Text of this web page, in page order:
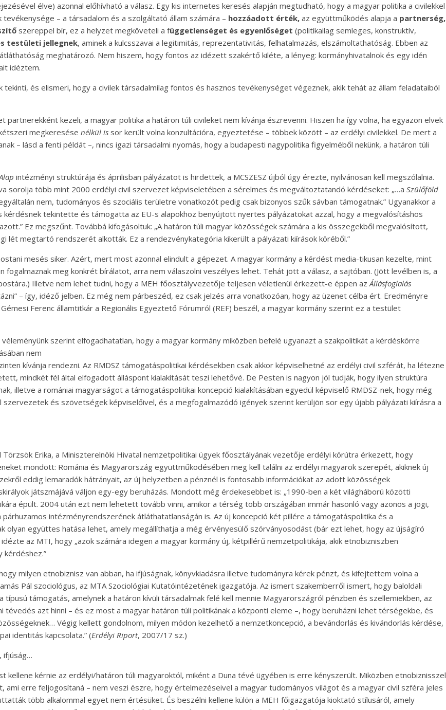
élve) azonnal előhívható a válasz. Egy kis internetes keresés alapján megtudható, hogy a magyar politika a civilekkel
– a társadalom és a szolgáltató állam számára – hozzáadott érték, az együttműködés alapja a partnerség,
szereppel bír, ez a helyzet megköveteli a függetlenséget és egyenlőséget (politikailag semleges, konstruktív,
testületi jellegnek, aminek a kulcsszavai a legitimitás, reprezentativitás, felhatalmazás, elszámoltathatóság. Ebben az
meghatározó. Nem hiszem, hogy fontos az idézett szakértő kiléte, a lényeg: kormányhivatalnok és egy idén
idéztem.
és elismeri, hogy a civilek társadalmilag fontos és hasznos tevékenységet végeznek, akik tehát az állam feladataiból
kezeli, a magyar politika a határon túli civileket nem kívánja észrevenni. Hiszen ha így volna, ha egyazon elvek
megkeresése nélkül is sor került volna konzultációra, egyeztetése – többek között – az erdélyi civilekkel. De mert a
– lásd a fenti példát –, nincs igazi társadalmi nyomás, hogy a budapesti nagypolitika figyelméből nekünk, a határon túli
intézményi struktúrája és áprilisban pályázatot is hirdettek, a MCSZESZ újból úgy érezte, nyilvánosan kell megszólalnia.
sorolja több mint 2000 erdélyi civil szervezet képviseletében a sérelmes és megváltoztatandó kérdéseket: „…a Szülőföld
nem, tudományos és szociális területre vonatkozót pedig csak bizonyos szűk sávban támogatnak.” Ugyanakkor a
tekintette és támogatta az EU-s alapokhoz benyújtott nyertes pályázatokat azzal, hogy a megvalósításhos
Ez megszűnt. Továbbá kifogásoltuk: „A határon túli magyar közösségek számára a kis összegekből megvalósított,
lét megtartó rendszerét alkották. Ez a rendezvénykategória kikerült a pályázati kiírások köréből.”
mesés siker. Azért, mert most azonnal elindult a gépezet. A magyar kormány a kérdést media-tikusan kezelte, mint
meg konkrét bírálatot, arra nem válaszolni veszélyes lehet. Tehát jött a válasz, a sajtóban. (Jött levélben is, a
Illetve nem lehet tudni, hogy a MEH főosztályvezetője teljesen véletlenül érkezett-e éppen azÁllásfoglalás
– így, idéző jelben. Ez még nem párbeszéd, ez csak jelzés arra vonatkozóan, hogy az üzenet célba ért. Eredményre
Ferenc államtitkár a Regionális Egyeztető Fórumról (REF) beszél, a magyar kormány szerint ez a testület
szerint elfogadhatatlan, hogy a magyar kormány miközben befelé ugyanazt a szakpolitikát a kérdéskörre
nem
kívánja rendezni. Az RMDSZ támogatáspolitikai kérdésekben csak akkor képviselhetné az erdélyi civil szférát, ha létezne
mindkét fél által elfogadott álláspont kialakítását teszi lehetővé. De Pesten is nagyon jól tudják, hogy ilyen struktúra
illetve a romániai magyarságot a támogatáspolitikai koncepció kialakításában egyedül képviselő RMDSZ-nek, hogy még
és szövetségek képviselőivel, és a megfogalmazódó igények szerint kerüljön sor egy újabb pályázati kiírásra a
Törzsök Erika, a Miniszterelnöki Hivatal nemzetpolitikai ügyek főosztályának vezetője erdélyi körútra érkezett, hogy
mondott: Románia és Magyarország együttműködésében meg kell találni az erdélyi magyarok szerepét, akiknek új
eddig lemaradók hátrányait, az új helyzetben a pénznél is fontosabb információkat az adott közösségek
játszmájává váljon egy-egy beruházás. Mondott még érdekesebbet is: „1990-ben a két világháború közötti
épült. 2004 után ezt nem lehetett tovább vinni, amikor a térség több országában immár hasonló vagy azonos a jogi,
intézményrendszerének átláthatatlanságán is. Az új koncepció két pillére a támogatáspolitika és a
olyan együttes hatása lehet, amely megállíthatja a még érvényesülő szórványosodást (bár ezt lehet, hogy az újságíró
az MTI, hogy „azok számára idegen a magyar kormány új, kétpillérű nemzetpolitikája, akik etnobizniszben
kérdéshez.”
milyen etnobiznisz van abban, ha ifjúságnak, könyvkiadásra illetve tudományra kérek pénzt, és kifejtettem volna a
Pál szociológus, az MTA Szociológiai Kutatóintézetének igazgatója. Az ismert szakemberről ismert, hogy baloldali
támogatás, amelynek a határon kívüli társadalmak felé kell mennie Magyarországról pénzben és szellemiekben, az
azt hinni – és ez most a magyar határon túli politikának a központi eleme –, hogy beruházni lehet térségekbe, és
Végig kellett gondolnom, milyen módon kezelhető a nemzetkoncepció, a bevándorlás és kivándorlás kérdése,
identitás kapcsolata.” (Erdélyi Riport, 2007/17 sz.)
ifjúság…
kellene kérnie az erdélyi/határon túli magyaroktól, miként a Duna tévé ügyében is erre kényszerült. Miközben etnobiznisszel
erre feljogosítaná – nem veszi észre, hogy értelmezéseivel a magyar tudományos világot és a magyar civil szféra jeles
több alkalommal egyet nem értésüket. És beszélni kellene külön a MEH főigazgatója kioktató stílusáról, amely